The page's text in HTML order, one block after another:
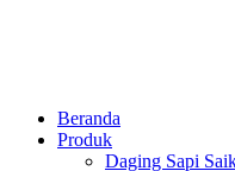
Beranda
Produk
Daging Sapi